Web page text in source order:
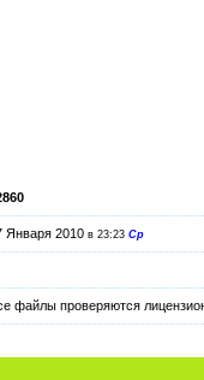
Января 2010 в 23:23 Ср
файлы проверяются